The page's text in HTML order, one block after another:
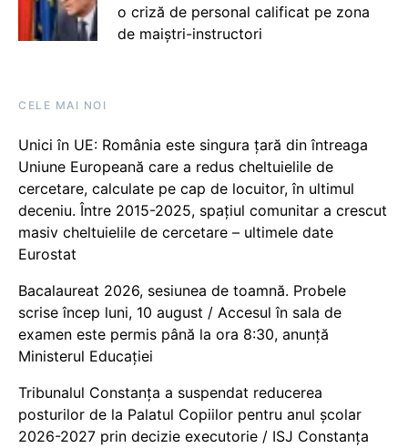
o criză de personal calificat pe zona
de maiștri-instructori
CELE MAI NOI
Unici în UE: România este singura țară din întreaga
Uniune Europeană care a redus cheltuielile de
cercetare, calculate pe cap de locuitor, în ultimul
deceniu. Între 2015-2025, spațiul comunitar a crescut
masiv cheltuielile de cercetare – ultimele date
Eurostat
Bacalaureat 2026, sesiunea de toamnă. Probele
scrise încep luni, 10 august / Accesul în sala de
examen este permis până la ora 8:30, anunță
Ministerul Educației
Tribunalul Constanța a suspendat reducerea
posturilor de la Palatul Copiilor pentru anul școlar
2026-2027 prin decizie executorie / ISJ Constanța